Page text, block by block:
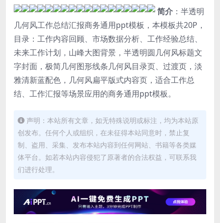
简介 ：半透明
几何风工作总结汇报商务通用ppt模板，本模板共20P，
目录：工作内容回顾、市场数据分析、工作经验总结、
未来工作计划，山峰大图背景，半透明圆几何风标题文
字封面，极简几何图形线条几何风目录页、过渡页，淡
雅清新蓝配色，几何风扁平版式内容页，适合工作总
结、工作汇报等场景应用的商务通用ppt模板。
声明：本站所有文章，如无特殊说明或标注，均为本站原
创发布。任何个人或组织，在未征得本站同意时，禁止复
制、盗用、采集、发布本站内容到任何网站、书籍等各类媒
体平台。如若本站内容侵犯了原著者的合法权益，可联系我
们进行处理。